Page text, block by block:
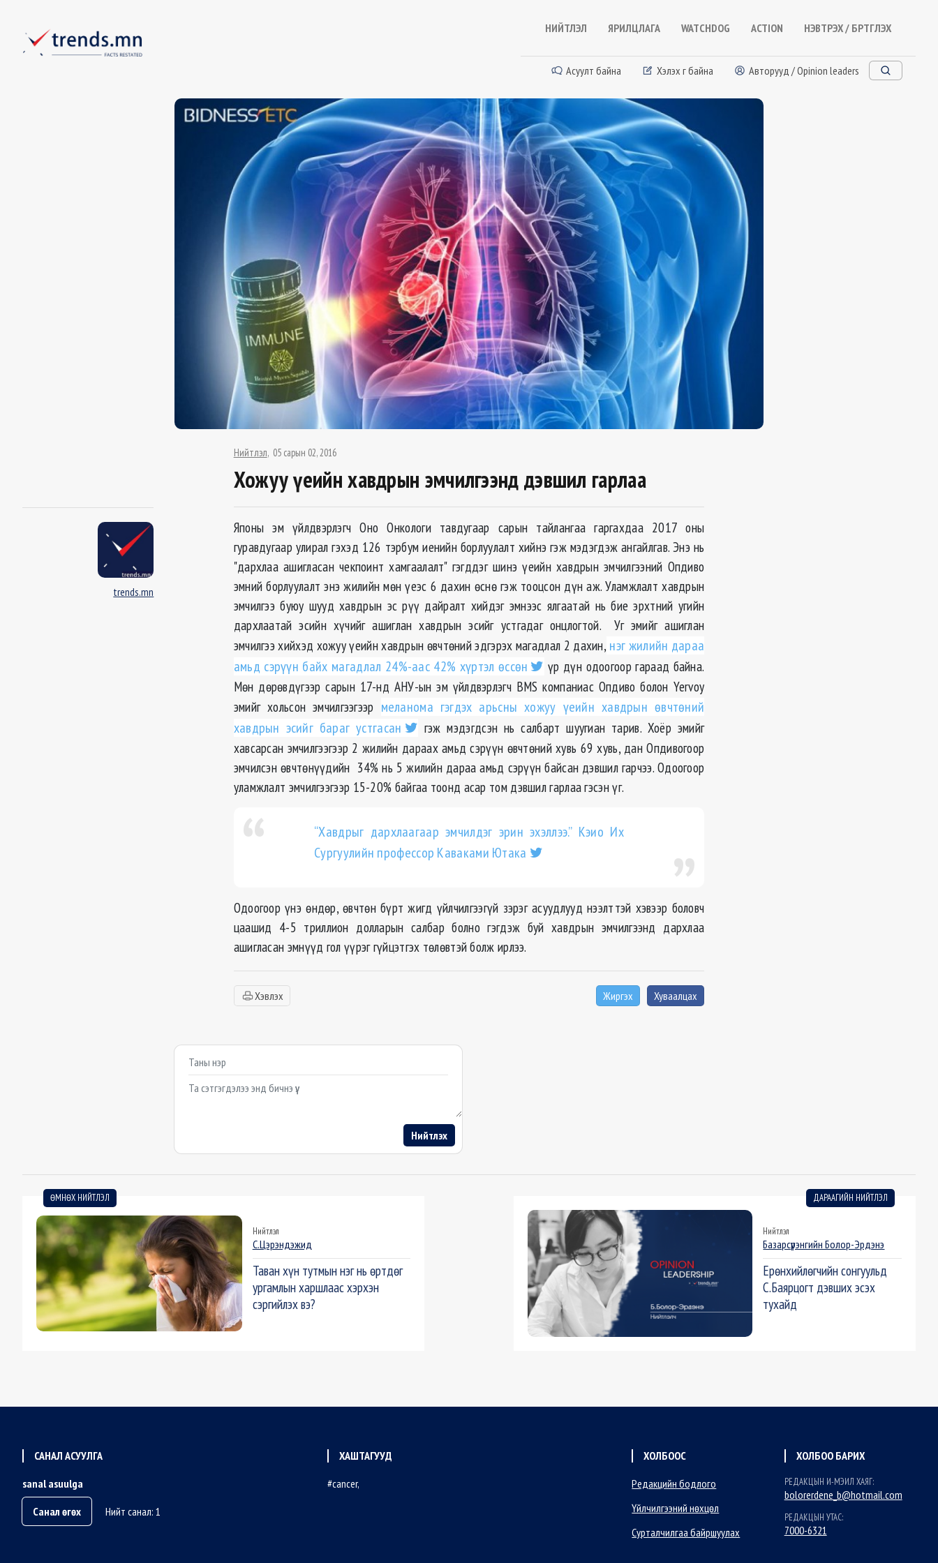
НИЙТЛЭЛ ЯРИЛЦЛАГА WATCHDOG ACTION НЭВТРЭХ / БҮРТГҮҮЛЭХ
Асуулт байна Хэлэх үг байна Авторууд / Opinion leaders
Нийтлэл 05 сарын 02, 2016
Хожуу үеийн хавдрын эмчилгээнд дэвшил гарлаа
trends.mn
Японы эм үйлдвэрлэгч Оно Онкологи тавдугаар сарын тайлангаа гаргахдаа 2017 оны
гуравдугаар улирал гэхэд 126 тэрбум иенийн борлуулалт хийнэ гэж мэдэгдэж ангайлгав. Энэ нь
"дархлаа ашигласан чекпоинт хамгаалалт" гэгддэг шинэ үеийн хавдрын эмчилгээний Опдиво
эмний борлуулалт энэ жилийн мөн үеэс 6 дахин өснө гэж тооцсон дүн аж. Уламжлалт хавдрын
эмчилгээ буюу шууд хавдрын эс рүү дайралт хийдэг эмнээс ялгаатай нь бие эрхтний угийн
дархлаатай эсийн хүчийг ашиглан хавдрын эсийг устгадаг онцлогтой. Уг эмийг ашиглан
эмчилгээ хийхэд хожуу үеийн хавдрын өвчтөний эдгэрэх магадлал 2 дахин, нэг жилийн дараа
амьд сэрүүн байх магадлал 24%-аас 42% хүртэл өссөн
үр дүн одоогоор гараад байна.
Мөн дөрөвдүгээр сарын 17-нд АНУ-ын эм үйлдвэрлэгч BMS компаниас Опдиво болон Yervoy
эмийг хольсон эмчилгээгээр меланома гэгдэх арьсны хожуу үеийн хавдрын өвчтөний
хавдрын эсийг бараг устгасан
гэж мэдэгдсэн нь салбарт шуугиан тарив. Хоёр эмийг
хавсарсан эмчилгээгээр 2 жилийн дараах амьд сэрүүн өвчтөний хувь 69 хувь, дан Опдивогоор
эмчилсэн өвчтөнүүдийн 34% нь 5 жилийн дараа амьд сэрүүн байсан дэвшил гарчээ. Одоогоор
уламжлалт эмчилгээгээр 15-20% байгаа тоонд асар том дэвшил гарлаа гэсэн үг.
“Хавдрыг дархлаагаар эмчилдэг эрин эхэллээ.” Кэио Их
Сургуулийн профессор Каваками Ютака
Одоогоор үнэ өндөр, өвчтөн бүрт жигд үйлчилгээгүй зэрэг асуудлууд нээлттэй хэвээр боловч
цаашид 4-5 триллион долларын салбар болно гэгдэж буй хавдрын эмчилгээнд дархлаа
ашигласан эмнүүд гол үүрэг гүйцэтгэх төлөвтэй болж ирлээ.
Хэвлэх Жиргэх Хуваалцах
Сэтгэгдэл бичих
Example textarea
Нийтлэх
ӨМНӨХ НИЙТЛЭЛ
Нийтлэл
С.Цэрэндэжид
Таван хүн тутмын нэг нь өртдөг
ургамлын харшлаас хэрхэн
сэргийлэх вэ?
ДАРААГИЙН НИЙТЛЭЛ
Нийтлэл
Базарсүрэнгийн Болор-Эрдэнэ
Ерөнхийлөгчийн сонгуульд
С.Баярцогт дэвших эсэх
тухайд
САНАЛ АСУУЛГА
sanal asuulga
Санал өгөх
Нийт санал: 1
ХАШТАГУУД
cancer
ХОЛБООС
Редакцийн бодлого
Үйлчилгээний нөхцөл
Сурталчилгаа байршуулах
ХОЛБОО БАРИХ
РЕДАКЦЫН И-МЭИЛ ХАЯГ:
bolorerdene_b@hotmail.com
РЕДАКЦЫН УТАС:
7000-6321